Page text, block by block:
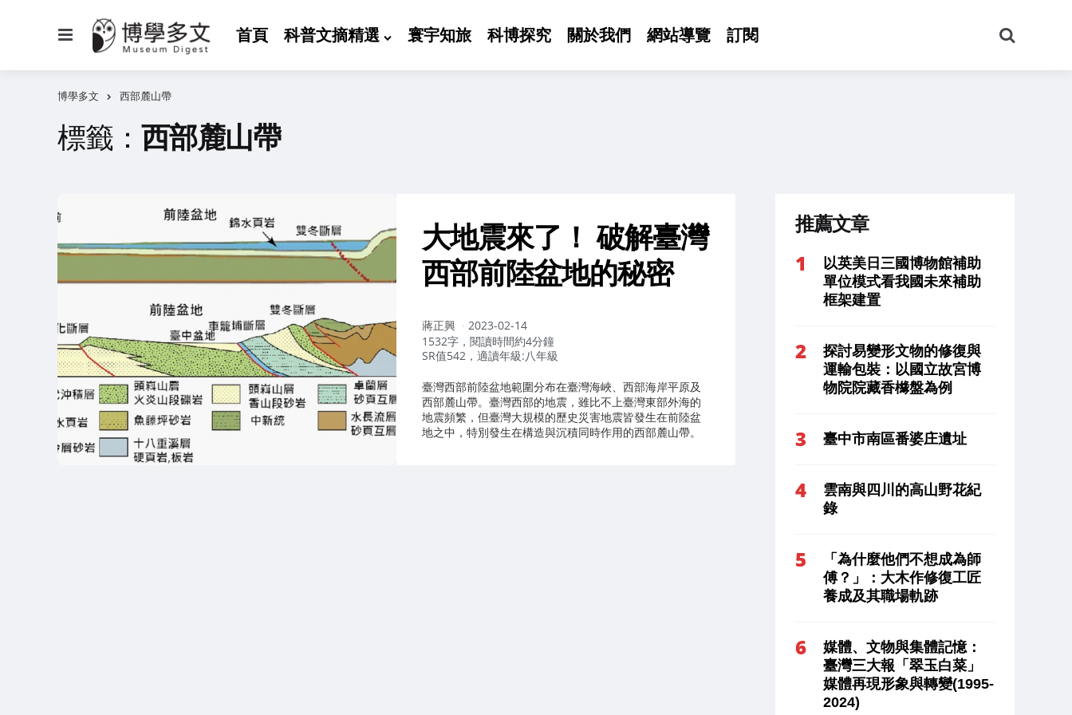
首頁 科普文摘精選 寰宇知旅 科博探究 關於我們 網站導覽 訂閱
尋
博學多文 西部麓山帶
標籤： 西部麓山帶
大地震來了！ 破解臺灣
西部前陸盆地的秘密
作
者：
蔣正興
2023-02-14
1532字，閱讀時間約4分鐘
SR值542，適讀年級:八年級
臺灣西部前陸盆地範圍分布在臺灣海峽、西部海岸平原及
西部麓山帶。臺灣西部的地震，雖比不上臺灣東部外海的
地震頻繁，但臺灣大規模的歷史災害地震皆發生在前陸盆
地之中，特別發生在構造與沉積同時作用的西部麓山帶。
推薦文章
以英美日三國博物館補助
單位模式看我國未來補助
框架建置
探討易變形文物的修復與
運輸包裝：以國立故宮博
物院院藏香櫞盤為例
臺中市南區番婆庄遺址
雲南與四川的高山野花紀
錄
「為什麼他們不想成為師
傅？」：大木作修復工匠
養成及其職場軌跡
媒體、文物與集體記憶：
臺灣三大報「翠玉白菜」
媒體再現形象與轉變(1995-
2024)